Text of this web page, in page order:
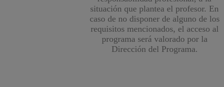
situación que plantea el profesor. En
caso de no disponer de alguno de los
requisitos mencionados, el acceso al
programa será valorado por la
Dirección del Programa.